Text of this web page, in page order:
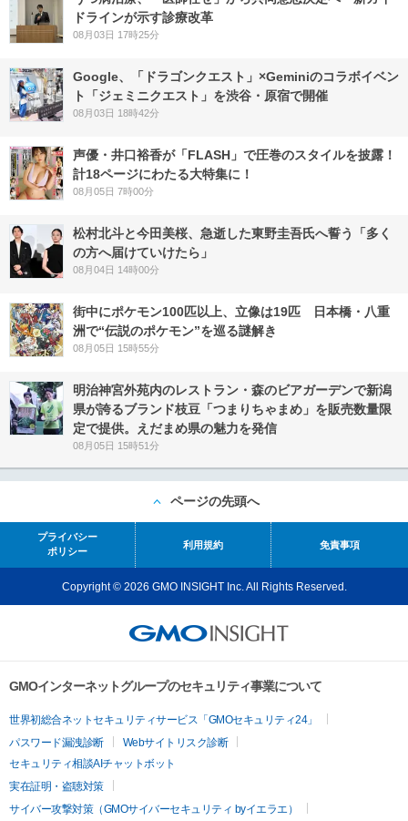
ドラインが示す診療改革
08月03日 17時25分
Google、「ドラゴンクエスト」×Geminiのコラボイベン
ト「ジェミニクエスト」を渋谷・原宿で開催
08月03日 18時42分
声優・井口裕香が「FLASH」で圧巻のスタイルを披露！
計18ページにわたる大特集に！
08月05日 7時00分
松村北斗と今田美桜、急逝した東野圭吾氏へ誓う「多く
の方へ届けていけたら」
08月04日 14時00分
街中にポケモン100匹以上、立像は19匹 日本橋・八重
洲で“伝説のポケモン”を巡る謎解き
08月05日 15時55分
明治神宮外苑内のレストラン・森のビアガーデンで新潟
県が誇るブランド枝豆「つまりちゃまめ」を販売数量限
定で提供。えだまめ県の魅力を発信
08月05日 15時51分
ページの先頭へ
プライバシー
ポリシー
利用規約 免責事項
Copyright © 2026 GMO INSIGHT Inc. All Rights Reserved.
GMOインターネットグループのセキュリティ事業について
世界初総合ネットセキュリティサービス「GMOセキュリティ24」
パスワード漏洩診断
Webサイトリスク診断
セキュリティ相談AIチャットボット
実在証明・盗聴対策
サイバー攻撃対策（GMOサイバーセキュリティ byイエラエ）